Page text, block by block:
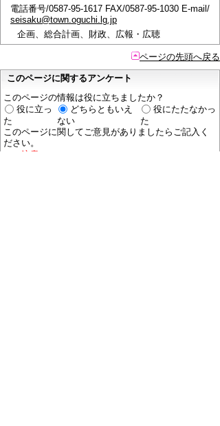
電話番号/0587-95-1617 FAX/0587-95-1030 E-mail/
seisaku@town.oguchi.lg.jp
企画、総合計画、財政、広報・広聴
ページの先頭へ戻る
このページに関するアンケート
このページの情報は役に立ちましたか？
役に立っ
た
どちらともいえ
ない
役にたたなかっ
た
このページに関してご意見がありましたらご記入く
ださい。
（ご注意）